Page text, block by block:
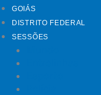
GOIÁS
DISTRITO FEDERAL
SESSÕES